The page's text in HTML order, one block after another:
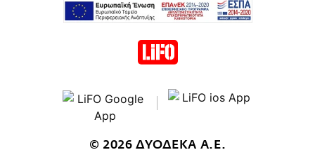
© 2026 ΔΥΟΔΕΚΑ Α.Ε.